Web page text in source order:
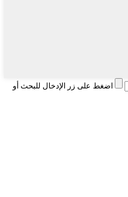
اضغط على زر الإدخال للبحث أو